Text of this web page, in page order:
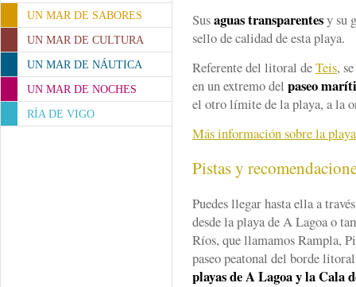
UN MAR DE SABORES
UN MAR DE CULTURA
UN MAR DE NÁUTICA
UN MAR DE NOCHES
RÍA DE VIGO
Susaguas transparentesy su
sello de calidad de esta playa.
Referente del litoral deTeis,
en un extremo del paseo
el otro límite de la playa, a la
Más información sobre la
Pistas y
Puedes llegar hasta ella a
desde la playa de A Lagoa o
Ríos, que llamamos Rampla,
paseo peatonal del borde
playas de A Lagoa y la Cala